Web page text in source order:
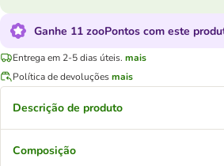
Ganhe 11 zooPontos com este
Entrega em 2-5 dias úteis. mais
Política de devoluçõesmais
Descrição de produto
Composição